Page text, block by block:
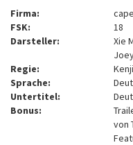
Firma:
FSK:
18
Darsteller:
Xie
Regie:
Sprache:
Untertitel:
Bonus:
von